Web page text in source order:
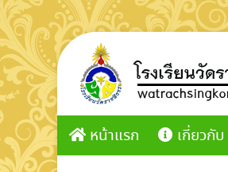
Skip
to
content
หน้าแรก เกี่ยวกับ